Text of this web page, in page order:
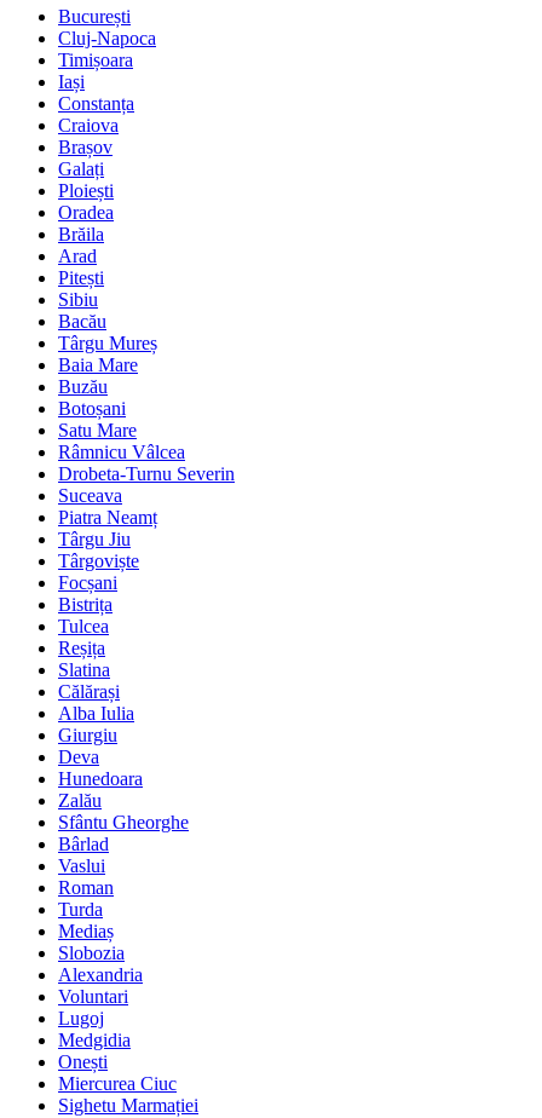
București
Cluj-Napoca
Timișoara
Iași
Constanța
Craiova
Brașov
Galați
Ploiești
Oradea
Brăila
Arad
Pitești
Sibiu
Bacău
Târgu Mureș
Baia Mare
Buzău
Botoșani
Satu Mare
Râmnicu Vâlcea
Drobeta-Turnu Severin
Suceava
Piatra Neamț
Târgu Jiu
Târgoviște
Focșani
Bistrița
Tulcea
Reșița
Slatina
Călărași
Alba Iulia
Giurgiu
Deva
Hunedoara
Zalău
Sfântu Gheorghe
Bârlad
Vaslui
Roman
Turda
Mediaș
Slobozia
Alexandria
Voluntari
Lugoj
Medgidia
Onești
Miercurea Ciuc
Sighetu Marmației